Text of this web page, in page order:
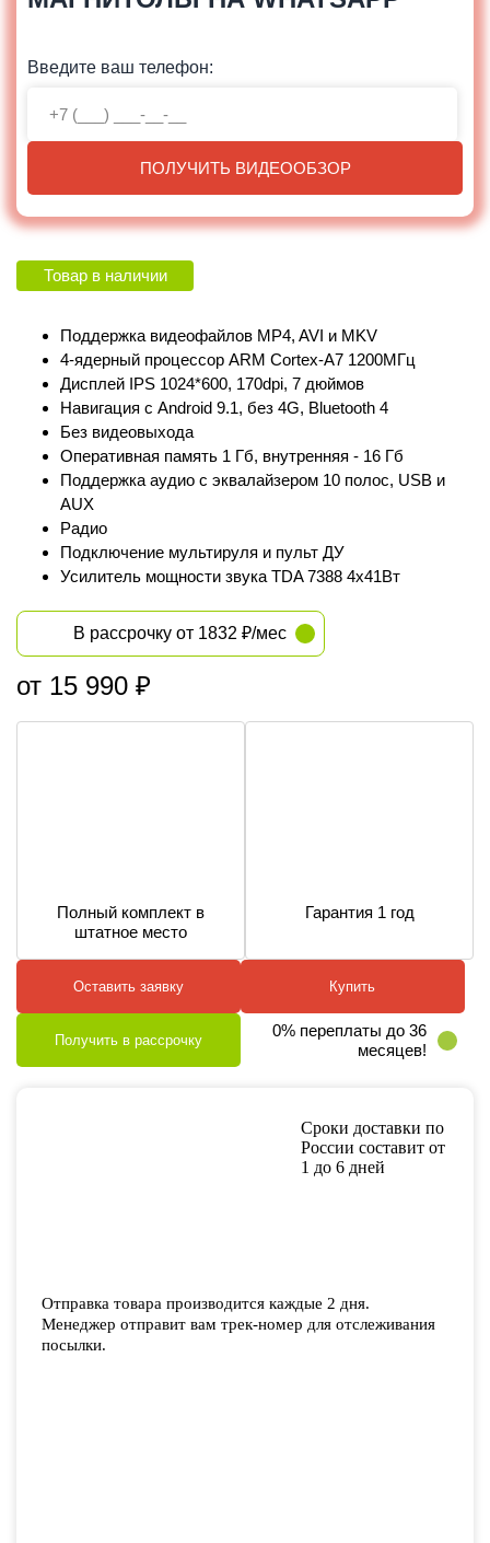
Введите ваш телефон:
ПОЛУЧИТЬ ВИДЕООБЗОР
Товар в наличии
Поддержка видеофайлов MP4, AVI и MKV
4-ядерный процессор ARM Cortex‑A7 1200МГц
Дисплей IPS 1024*600, 170dpi, 7 дюймов
Навигация с Android 9.1, без 4G, Bluetooth 4
Без видеовыхода
Оперативная память 1 Гб, внутренняя - 16 Гб
Поддержка аудио с эквалайзером 10 полос, USB и
AUX
Радио
Подключение мультируля и пульт ДУ
Усилитель мощности звука TDA 7388 4х41Вт
В рассрочку от 1832 ₽/мес
от 15 990 ₽
Полный комплект в
штатное место
Гарантия 1 год
Оставить заявку Купить
Получить в рассрочку
0% переплаты до 36
месяцев!
Сроки доставки по
России составит от
1 до 6 дней
Отправка товара производится каждые 2 дня.
Менеджер отправит вам трек-номер для отслеживания
посылки.